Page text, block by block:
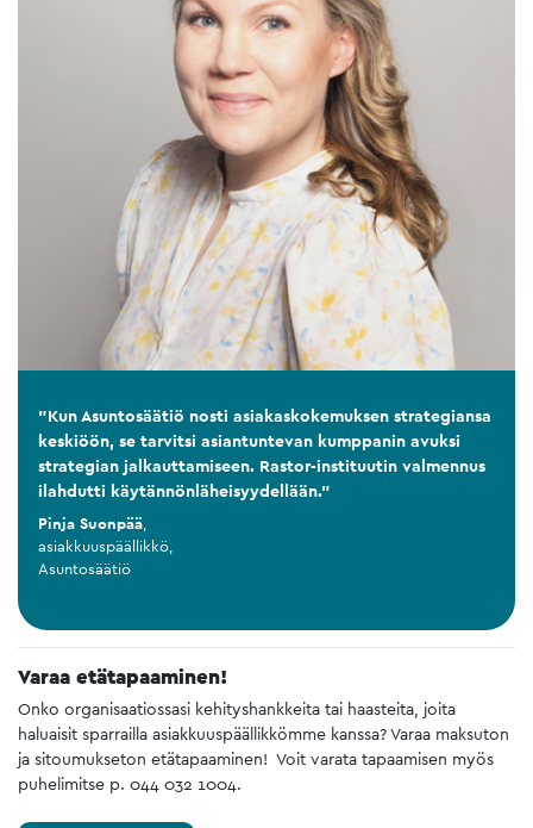
"Kun Asuntosäätiö nosti asiakaskokemuksen strategiansa
keskiöön, se tarvitsi asiantuntevan kumppanin avuksi
strategian jalkauttamiseen. Rastor-instituutin valmennus
ilahdutti käytännönläheisyydellään."
Pinja Suonpää,
asiakkuuspäällikkö,
Asuntosäätiö
Varaa etätapaaminen!
Onko organisaatiossasi kehityshankkeita tai haasteita, joita
haluaisit sparrailla asiakkuuspäällikkömme kanssa? Varaa maksuton
ja sitoumukseton etätapaaminen! Voit varata tapaamisen myös
puhelimitse p. 044 032 1004.